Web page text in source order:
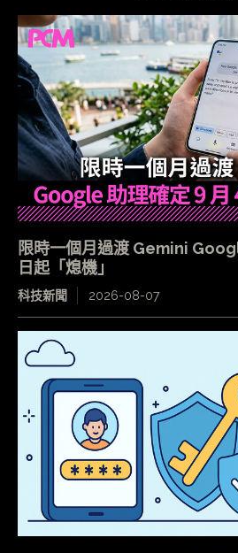
限時一個月過渡 Gemini
日起「熄機」
科技新聞 2026-08-07